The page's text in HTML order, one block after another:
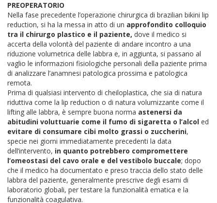
PREOPERATORIO
Nella fase precedente l’operazione chirurgica di brazilian bikini lip
reduction, si ha la messa in atto di un approfondito colloquio
tra il chirurgo plastico e il paziente, dove il medico si
accerta della volontà del paziente di andare incontro a una
riduzione volumetrica delle labbra e, in aggiunta, si passano al
vaglio le informazioni fisiologiche personali della paziente prima
di analizzare l’anamnesi patologica prossima e patologica
remota.
Prima di qualsiasi intervento di cheiloplastica, che sia di natura
riduttiva come la lip reduction o di natura volumizzante come il
lifting alle labbra, è sempre buona norma astenersi da
abitudini voluttuarie come il fumo di sigaretta o l’alcol ed
evitare di consumare cibi molto grassi o zuccherini,
specie nei giorni immediatamente precedenti la data
dell’intervento, in quanto potrebbero compromettere
l’omeostasi del cavo orale e del vestibolo buccale; dopo
che il medico ha documentato e preso traccia dello stato delle
labbra del paziente, generalmente prescrive degli esami di
laboratorio globali, per testare la funzionalità ematica e la
funzionalità coagulativa.